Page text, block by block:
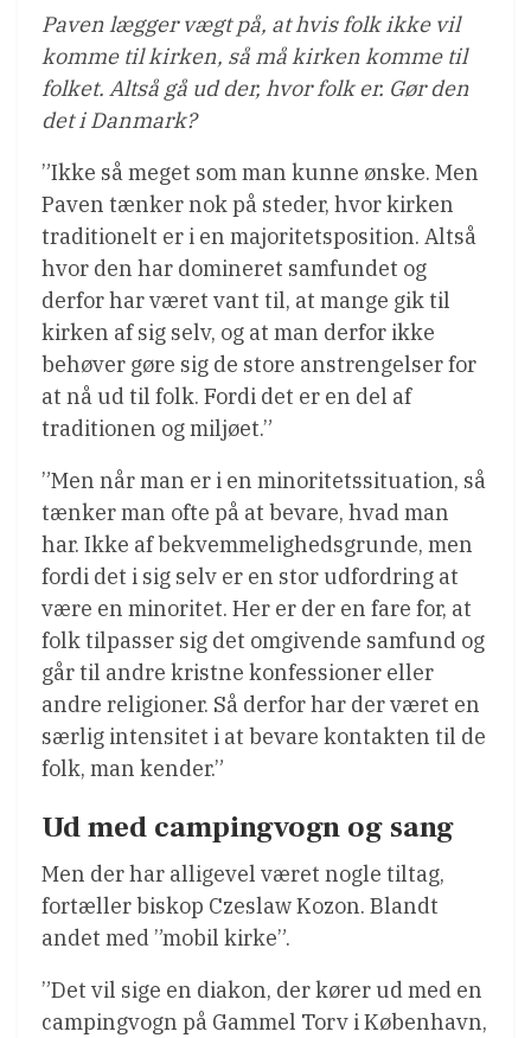
Paven lægger vægt på, at hvis folk ikke vil
komme til kirken, så må kirken komme til
folket. Altså gå ud der, hvor folk er. Gør den
det i Danmark?
”Ikke så meget som man kunne ønske. Men
Paven tænker nok på steder, hvor kirken
traditionelt er i en majoritetsposition. Altså
hvor den har domineret samfundet og
derfor har været vant til, at mange gik til
kirken af sig selv, og at man derfor ikke
behøver gøre sig de store anstrengelser for
at nå ud til folk. Fordi det er en del af
traditionen og miljøet.”
”Men når man er i en minoritetssituation, så
tænker man ofte på at bevare, hvad man
har. Ikke af bekvemmelighedsgrunde, men
fordi det i sig selv er en stor udfordring at
være en minoritet. Her er der en fare for, at
folk tilpasser sig det omgivende samfund og
går til andre kristne konfessioner eller
andre religioner. Så derfor har der været en
særlig intensitet i at bevare kontakten til de
folk, man kender.”
Ud med campingvogn og sang
Men der har alligevel været nogle tiltag,
fortæller biskop Czeslaw Kozon. Blandt
andet med ”mobil kirke”.
”Det vil sige en diakon, der kører ud med en
campingvogn på Gammel Torv i København,